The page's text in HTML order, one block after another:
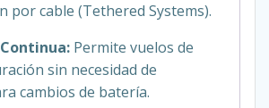
por cable (Tethered Systems).
Permite vuelos de
sin necesidad de
cambios de batería.